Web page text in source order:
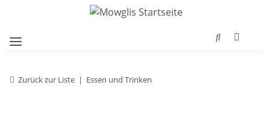
Zurück zur Liste Essen und Trinken